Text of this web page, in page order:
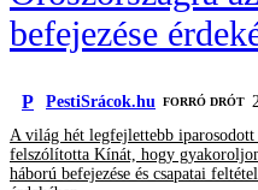
befejezése
P PestiSrácok.hu FORRÓ DRÓT
A világ hét legfejlettebb
felszólította Kínát, hogy
háború befejezése és csapatai